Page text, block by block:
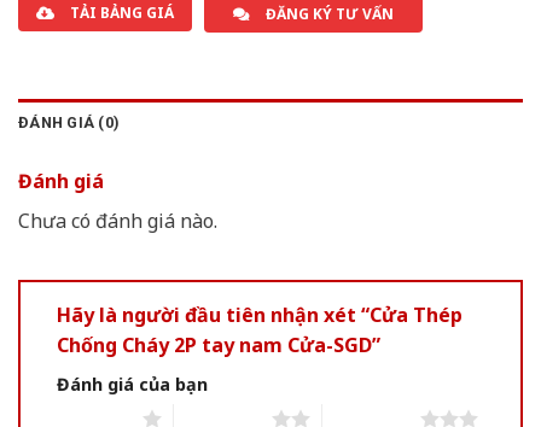
TẢI BẢNG GIÁ ĐĂNG KÝ TƯ VẤN
ĐÁNH GIÁ (0)
Đánh giá
Chưa có đánh giá nào.
Hãy là người đầu tiên nhận xét “Cửa Thép
Chống Cháy 2P tay nam Cửa-SGD”
Đánh giá của bạn